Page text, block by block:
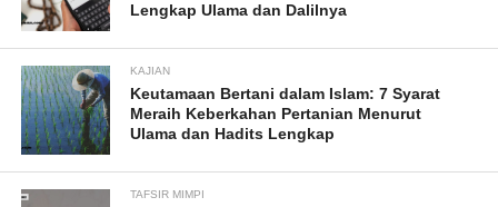
Lengkap Ulama dan Dalilnya
KAJIAN
Keutamaan Bertani dalam Islam: 7 Syarat
Meraih Keberkahan Pertanian Menurut
Ulama dan Hadits Lengkap
TAFSIR MIMPI